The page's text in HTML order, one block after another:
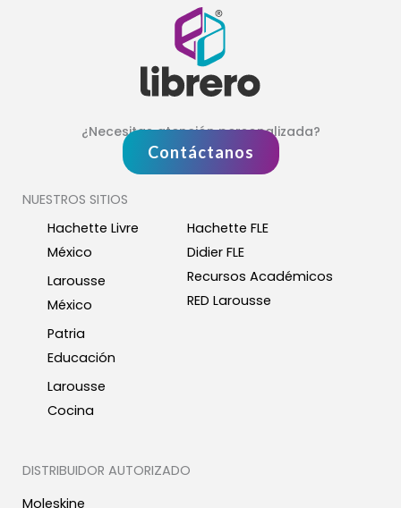
¿Necesitas atención personalizada?
Contáctanos
NUESTROS SITIOS
Hachette Livre
México
Larousse
México
Patria
Educación
Larousse
Cocina
Hachette FLE
Didier FLE
Recursos Académicos
RED Larousse
DISTRIBUIDOR AUTORIZADO
Moleskine